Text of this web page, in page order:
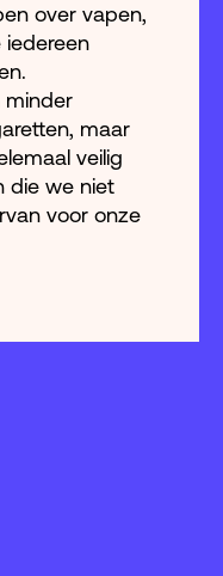
over vapen,
iedereen
minder
maar
veilig
die we niet
voor onze